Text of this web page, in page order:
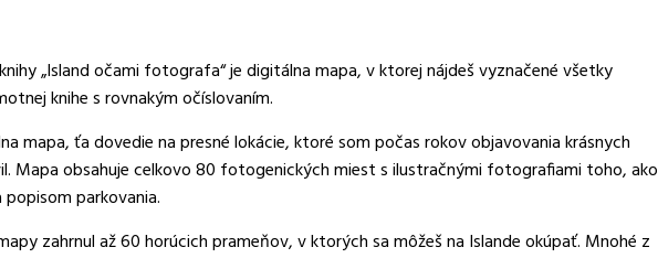
„Island očami fotografa“ je digitálna mapa, v ktorej nájdeš vyznačené všetky
knihe s rovnakým očíslovaním.
mapa, ťa dovedie na presné lokácie, ktoré som počas rokov objavovania krásnych
Mapa obsahuje celkovo 80 fotogenických miest s ilustračnými fotografiami toho, ako
parkovania.
zahrnul až 60 horúcich prameňov, v ktorých sa môžeš na Islande okúpať. Mnohé z